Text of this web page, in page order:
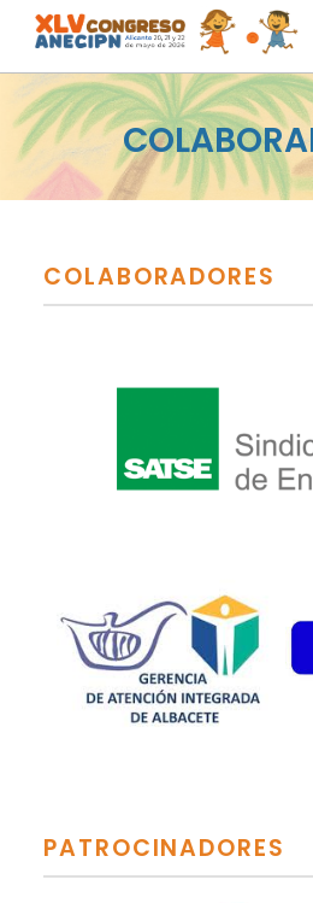
COLABORADORES
PATROCINADORES